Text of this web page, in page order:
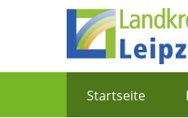
Startseite